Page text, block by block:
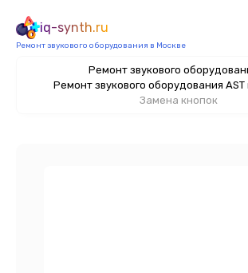
iq-synth.ru
Ремонт звукового оборудования в Москве
Ремонт звукового
Ремонт звукового оборудования AST
Замена кнопок